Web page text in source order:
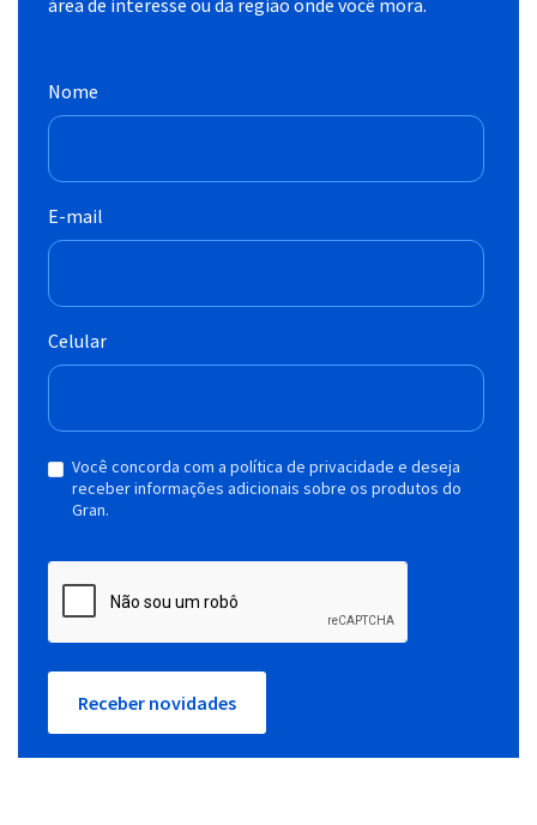
Nome
E-mail
Celular
Você concorda com a política de privacidade e deseja
receber informações adicionais sobre os produtos do
Gran.
Receber novidades